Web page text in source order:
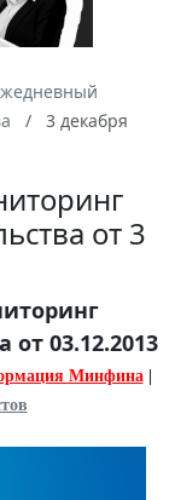
3 декабря
от 3
от 03.12.2013
Минфина|